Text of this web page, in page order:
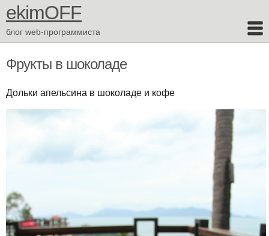
ekimOFF
блог web-программиста
Фрукты в шоколаде
Дольки апельсина в шоколаде и кофе